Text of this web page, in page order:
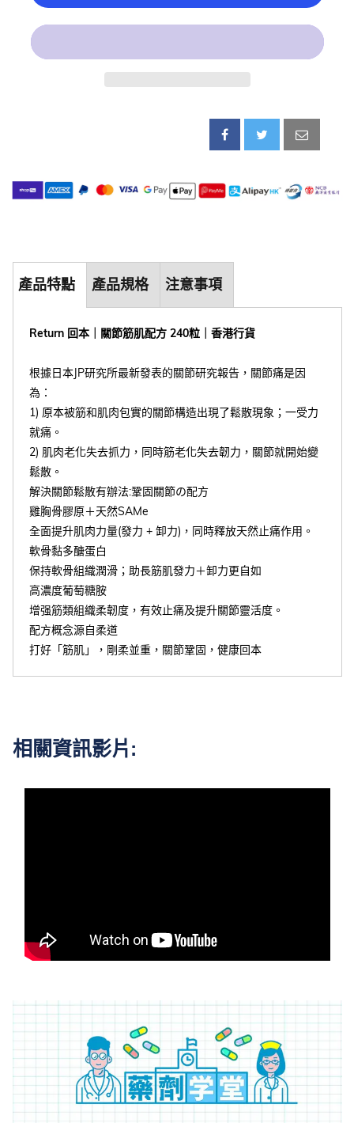
產品特點 產品規格 注意事項
Return 回本｜關節筋肌配方 240粒｜香港行貨
根據日本JP研究所最新發表的關節研究報告，關節痛是因
為：
1) 原本被筋和肌肉包實的關節構造出現了鬆散現象；一受力
就痛。
2) 肌肉老化失去抓力，同時筋老化失去韌力，關節就開始變
鬆散。
解決關節鬆散有辦法:鞏固關節の配方
雞胸骨膠原＋天然SAMe
全面提升肌肉力量(發力 + 卸力)，同時釋放天然止痛作用。
軟骨黏多醣蛋白
保持軟骨組織潤滑；助長筋肌發力＋卸力更自如
高濃度葡萄糖胺
增强筋類組織柔韌度，有效止痛及提升關節靈活度。
配方概念源自柔道
打好「筋肌」，剛柔並重，關節鞏固，健康回本
相關資訊影片: